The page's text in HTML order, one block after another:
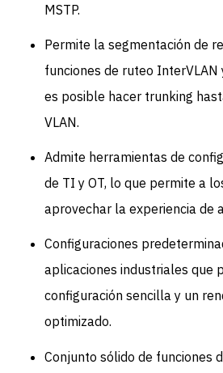
MSTP.
Permite la segmentación de
funciones de ruteo InterVLAN
es posible hacer trunking
VLAN.
Admite herramientas de
de TI y OT, lo que permite a
aprovechar la experiencia de
Configuraciones
aplicaciones industriales que
configuración sencilla y un
optimizado.
Conjunto sólido de funciones